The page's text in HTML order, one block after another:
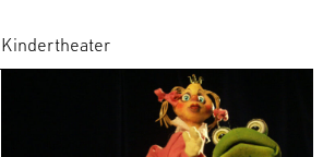
Kindertheater